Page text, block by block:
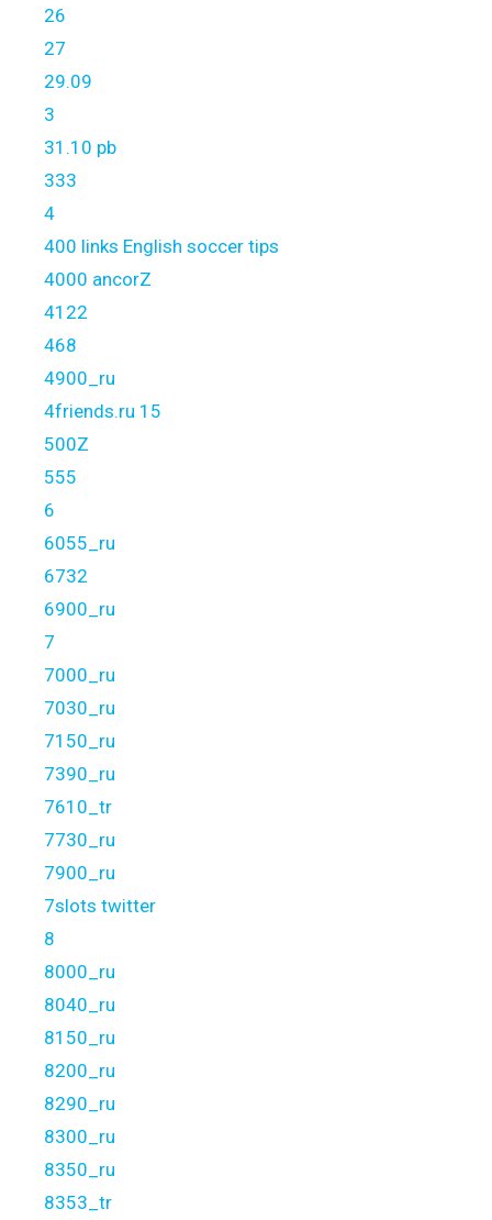
26
27
29.09
3
31.10 pb
333
4
400 links English soccer tips
4000 ancorZ
4122
468
4900_ru
4friends.ru 15
500Z
555
6
6055_ru
6732
6900_ru
7
7000_ru
7030_ru
7150_ru
7390_ru
7610_tr
7730_ru
7900_ru
7slots twitter
8
8000_ru
8040_ru
8150_ru
8200_ru
8290_ru
8300_ru
8350_ru
8353_tr